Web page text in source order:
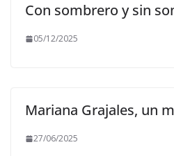
Con sombrero y sin
05/12/2025
Mariana Grajales, un
27/06/2025